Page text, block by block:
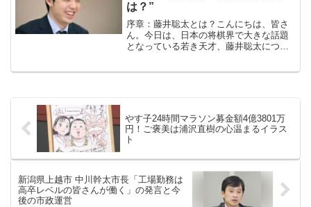
は？”
序章：藤井聡太とは？こんにちは、皆さ
ん。今日は、日本の将棋界で大きな話題
となっている若き天才、藤井聡太につい
やす子24時間マラソン募金額4億3801万
円！ご褒美は浦沢直樹の心温まるイラス
ト
新潟県上越市 中川幹太市長「工場勤務は
高卒レベルの皆さんが働く」の発言と今
後の市政運営